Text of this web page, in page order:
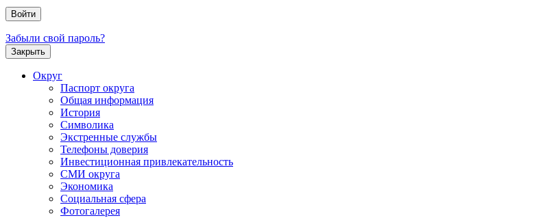
Забыли свой пароль?
Закрыть
Округ
Паспорт округа
Общая информация
История
Символика
Экстренные службы
Телефоны доверия
Инвестиционная привлекательность
СМИ округа
Экономика
Социальная сфера
Фотогалерея